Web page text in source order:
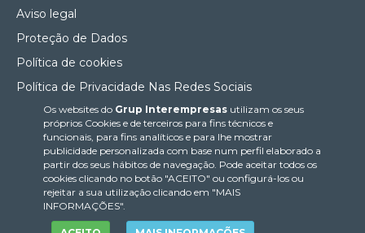
Os websites do Grup Interempresasutilizam os seus
próprios Cookies e de terceiros para fins técnicos e
funcionais, para fins analíticos e para lhe mostrar
publicidade personalizada com base num perfil elaborado a
partir dos seus hábitos de navegação. Pode aceitar todos os
cookies clicando no botão "ACEITO" ou configurá-los ou
rejeitar a sua utilização clicando em "MAIS
INFORMAÇÕES".
Aviso legal
Proteção de Dados
Política de cookies
Política de Privacidade Nas Redes Sociais
Canal de denúncias
Colaborações editoriais